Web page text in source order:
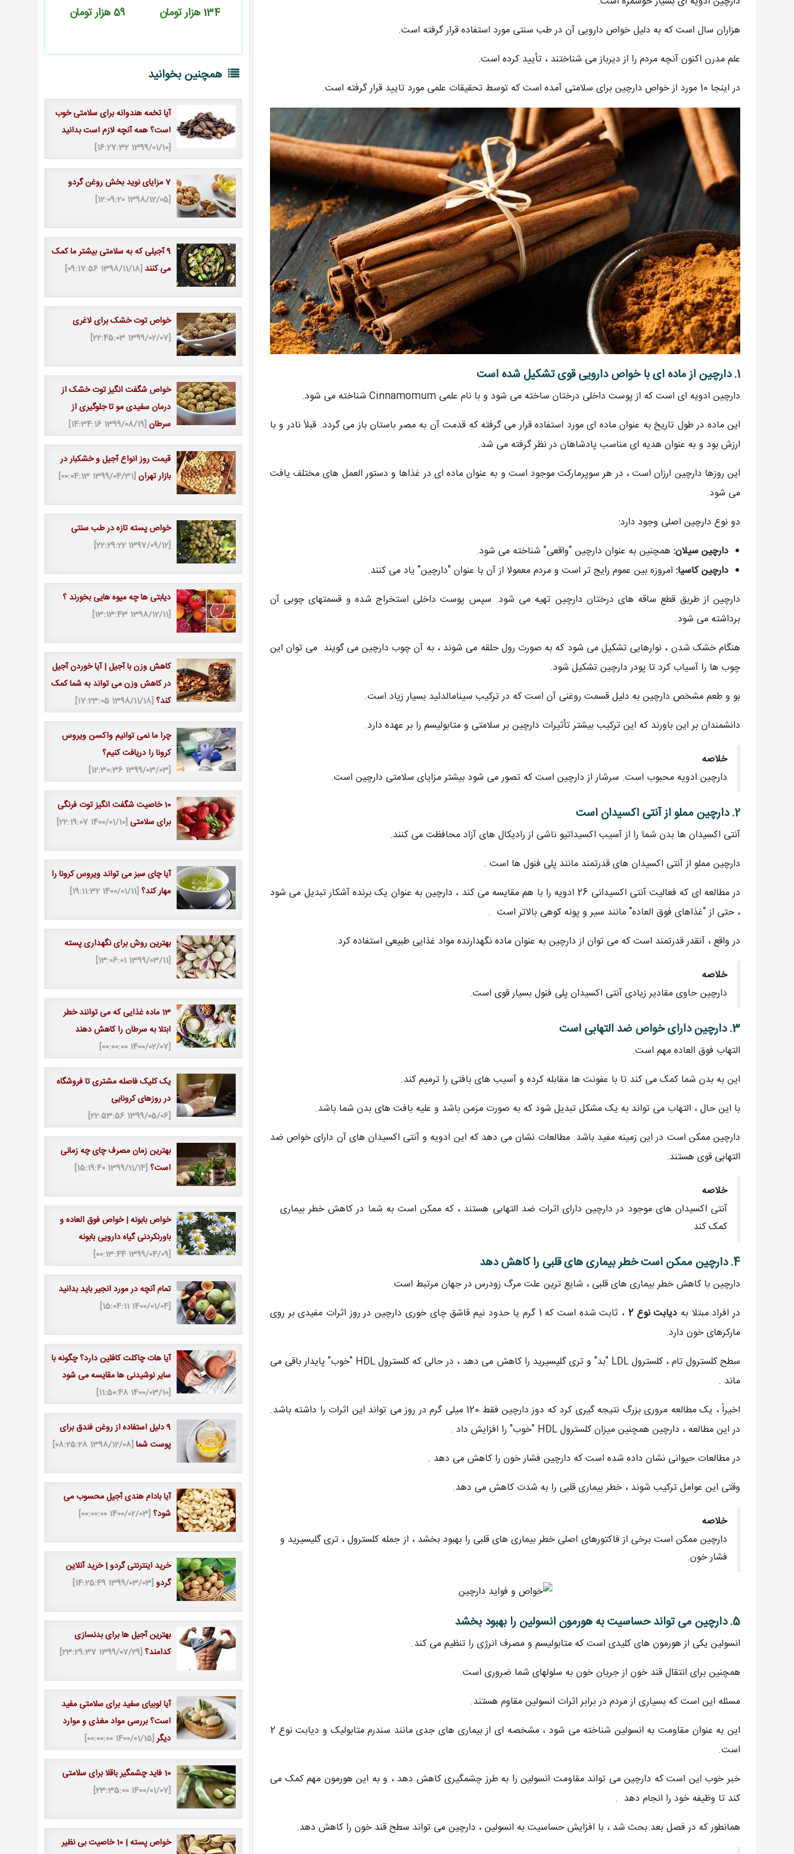
هزاران سال است که به دلیل خواص دارویی آن در طب سنتی مورد استفاده قرار گرفته است.
علم مدرن اکنون آنچه مردم را از دیرباز می شناختند ، تأیید کرده است.
در اینجا 10 مورد از خواص دارچین برای سلامتی آمده است که توسط تحقیقات علمی مورد تایید قرار گرفته است.
1. دارچین از ماده ای با خواص دارویی قوی تشکیل شده است
دارچین ادویه ای است که از پوست داخلی درختان ساخته می شود و با نام علمی Cinnamomum شناخته می شود.
این ماده در طول تاریخ به عنوان ماده ای مورد استفاده قرار می گرفته که قدمت آن به مصر باستان باز می گردد. قبلاً نادر و با
ارزش بود و به عنوان هدیه ای مناسب پادشاهان در نظر گرفته می شد.
این روزها دارچین ارزان است ، در هر سوپرمارکت موجود است و به عنوان ماده ای در غذاها و دستور العمل های مختلف یافت
می شود.
دو نوع دارچین اصلی وجود دارد:
دارچین سیلان: همچنین به عنوان دارچین "واقعی" شناخته می شود.
دارچین کاسیا: امروزه بین عموم رایج تر است و مردم معمولا از آن با عنوان "دارچین" یاد می کنند.
دارچین از طریق قطع ساقه های درختان دارچین تهیه می شود. سپس پوست داخلی استخراج شده و قسمتهای چوبی آن
برداشته می شود.
هنگام خشک شدن ، نوارهایی تشکیل می شود که به صورت رول حلقه می شوند ، به آن چوب دارچین می گویند. می توان این
چوب ها را آسیاب کرد تا پودر دارچین تشکیل شود.
بو و طعم مشخص دارچین به دلیل قسمت روغنی آن است که در ترکیب سینامالدئید بسیار زیاد است.
دانشمندان بر این باورند که این ترکیب بیشتر تأثیرات دارچین بر سلامتی و متابولیسم را بر عهده دارد.
خلاصه
دارچین ادویه محبوب است. سرشار از دارچین است که تصور می شود بیشتر مزایای سلامتی دارچین است.
2. دارچین مملو از آنتی اکسیدان است
آنتی اکسیدان ها بدن شما را از آسیب اکسیداتیو ناشی از رادیکال های آزاد محافظت می کنند.
دارچین مملو از آنتی اکسیدان های قدرتمند مانند پلی فنول ها است .
در مطالعه ای که فعالیت آنتی اکسیدانی 26 ادویه را با هم مقایسه می کند ، دارچین به عنوان یک برنده آشکار تبدیل می شود
، حتی از "غذاهای فوق العاده" مانند سیر و پونه کوهی بالاتر است .
در واقع ، آنقدر قدرتمند است که می توان از دارچین به عنوان ماده نگهدارنده مواد غذایی طبیعی استفاده کرد.
خلاصه
دارچین حاوی مقادیر زیادی آنتی اکسیدان پلی فنول بسیار قوی است.
3. دارچین دارای خواص ضد التهابی است
التهاب فوق العاده مهم است.
این به بدن شما کمک می کند تا با عفونت ها مقابله کرده و آسیب های بافتی را ترمیم کند.
با این حال ، التهاب می تواند به یک مشکل تبدیل شود که به صورت مزمن باشد و علیه بافت های بدن شما باشد.
دارچین ممکن است در این زمینه مفید باشد. مطالعات نشان می دهد که این ادویه و آنتی اکسیدان های آن دارای خواص ضد
التهابی قوی هستند.
خلاصه
آنتی اکسیدان های موجود در دارچین دارای اثرات ضد التهابی هستند ، که ممکن است به شما در کاهش خطر بیماری
کمک کند.
4. دارچین ممکن است خطر بیماری های قلبی را کاهش دهد
دارچین با کاهش خطر بیماری های قلبی ، شایع ترین علت مرگ زودرس در جهان مرتبط است.
در افراد مبتلا به دیابت نوع 2
، ثابت شده است که 1 گرم یا حدود نیم قاشق چای خوری دارچین در روز اثرات مفیدی بر روی
مارکرهای خون دارد.
سطح کلسترول تام ، کلسترول LDL "بد" و تری گلیسیرید را کاهش می دهد ، در حالی که کلسترول HDL "خوب" پایدار باقی می
ماند .
اخیراً ، یک مطالعه مروری بزرگ نتیجه گیری کرد که دوز دارچین فقط 120 میلی گرم در روز می تواند این اثرات را داشته باشد.
در این مطالعه ، دارچین همچنین میزان کلسترول HDL "خوب" را افزایش داد .
در مطالعات حیوانی نشان داده شده است که دارچین فشار خون را کاهش می دهد .
وقتی این عوامل ترکیب شوند ، خطر بیماری قلبی را به شدت کاهش می دهد.
خلاصه
دارچین ممکن است برخی از فاکتورهای اصلی خطر بیماری های قلبی را بهبود بخشد ، از جمله کلسترول ، تری گلیسیرید و
فشار خون.
5. دارچین می تواند حساسیت به هورمون انسولین را بهبود بخشد
انسولین یکی از هورمون های کلیدی است که متابولیسم و ​​مصرف انرژی را تنظیم می کند.
همچنین برای انتقال قند خون از جریان خون به سلولهای شما ضروری است.
مسئله این است که بسیاری از مردم در برابر اثرات انسولین مقاوم هستند.
این به عنوان مقاومت به انسولین شناخته می شود ، مشخصه ای از بیماری های جدی مانند سندرم متابولیک و دیابت نوع 2
است.
خبر خوب این است که دارچین می تواند مقاومت انسولین را به طرز چشمگیری کاهش دهد ، و به این هورمون مهم کمک می
کند تا وظیفه خود را انجام دهد .
همانطور که در فصل بعد بحث شد ، با افزایش حساسیت به انسولین ، دارچین می تواند سطح قند خون را کاهش دهد.
هزار تومان هزار تومان
همچنین بخوانید
آیا تخمه هندوانه برای سلامتی خوب
است؟ همه آنچه لازم است بدانید
[1399/01/10 16:27:32]
7 مزایای نوید بخش روغن گردو
[1398/12/05 12:09:20]
9 آجیلی که به سلامتی بیشتر ما کمک
می کنند[1398/11/18 09:17:56]
خواص توت خشک برای لاغری
[1399/02/07 22:45:03]
خواص شگفت انگیز توت خشک از
درمان سفیدی مو تا جلوگیری از
سرطان[1399/08/19 14:34:16]
قیمت روز انواع آجیل و خشکبار در
بازار تهران[1399/04/31 00:04:13]
خواص پسته تازه در طب سنتی
[1397/09/12 22:29:22]
دیابتی ها چه میوه هایی بخورند ؟
[1398/12/11 13:13:43]
کاهش وزن با آجیل | آیا خوردن آجیل
در کاهش وزن می تواند به شما کمک
کند؟[1398/11/18 17:23:05]
چرا ما نمی توانیم واکسن ویروس
کرونا را دریافت کنیم؟
[1399/03/03 12:30:36]
10 خاصیت شگفت انگیز توت فرنگی
برای سلامتی [1400/01/10 22:19:07]
آیا چای سبز می تواند ویروس کرونا را
مهار کند؟[1400/01/11 19:11:32]
بهترین روش برای نگهداری پسته
[1399/03/11 13:06:01]
13 ماده غذایی که می توانند خطر
ابتلا به سرطان را کاهش دهند
[1400/02/07 00:00:00]
یک کلیک فاصله مشتری تا فروشگاه
در روزهای کرونایی
[1399/05/06 22:53:56]
بهترین زمان مصرف چای چه زمانی
است؟[1399/11/14 15:19:40]
خواص بابونه | خواص فوق العاده و
باورنکردنی گیاه دارویی بابونه
[1399/04/09 00:13:44]
تمام آنچه در مورد انجیر باید بدانید
[1400/01/04 15:04:11]
آیا هات چاکلت کافئین دارد؟ چگونه با
سایر نوشیدنی ها مقایسه می شود
[1400/03/10 11:50:48]
9 دلیل استفاده از روغن فندق برای
پوست شما[1398/12/08 08:25:28]
آیا بادام هندی آجیل محسوب می
شود؟[1400/02/03 00:00:00]
خرید اینترنتی گردو | خرید آنلاین
گردو[1399/03/03 14:25:49]
بهترین آجیل ها برای بدنسازی
کدامند؟[1399/07/29 23:29:37]
آیا لوبیای سفید برای سلامتی مفید
است؟ بررسی مواد مغذی و موارد
دیگر[1400/01/15 00:00:00]
10 فاید چشمگیر باقلا برای سلامتی
[1400/01/07 23:35:00]
خواص پسته | 10 خاصیت بی نظیر